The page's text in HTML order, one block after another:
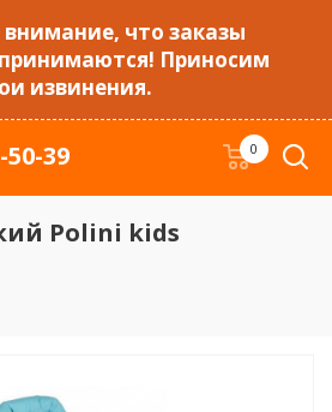
что заказы
Приносим
извинения.
50-39 0
Polini kids